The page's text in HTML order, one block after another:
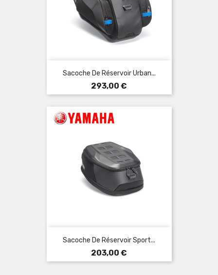
Sacoche De Réservoir Urban...
Prix
293,00 €
Sacoche De Réservoir Sport...
Prix
203,00 €